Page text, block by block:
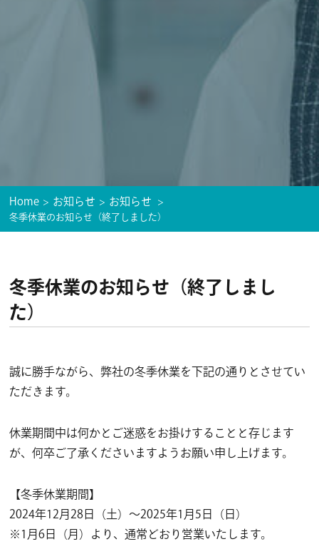
Home お知らせ お知らせ
冬季休業のお知らせ（終了しました）
冬季休業のお知らせ（終了しまし
た）
誠に勝手ながら、弊社の冬季休業を下記の通りとさせてい
ただきます。
休業期間中は何かとご迷惑をお掛けすることと存じます
が、何卒ご了承くださいますようお願い申し上げます。
【冬季休業期間】
2024年12月28日（土）～2025年1月5日（日）
※1月6日（月）より、通常どおり営業いたします。